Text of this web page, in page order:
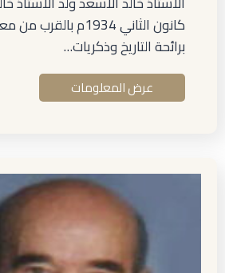
كانون الثاني 1934م
برائحة التاريخ وذكريات…
عرض المعلومات